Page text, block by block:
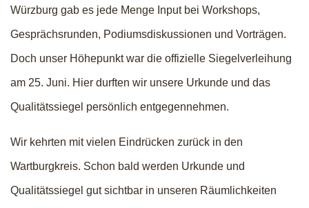
Würzburg gab es jede Menge Input bei Workshops,
Gesprächsrunden, Podiumsdiskussionen und Vorträgen.
Doch unser Höhepunkt war die offizielle Siegelverleihung
am 25. Juni. Hier durften wir unsere Urkunde und das
Qualitätssiegel persönlich entgegennehmen.
Wir kehrten mit vielen Eindrücken zurück in den
Wartburgkreis. Schon bald werden Urkunde und
Qualitätssiegel gut sichtbar in unseren Räumlichkeiten